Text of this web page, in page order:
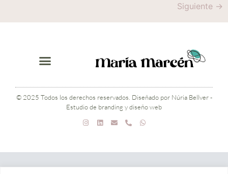
Siguiente →
© 2025 Todos los derechos reservados. Diseñado por Núria Bellver -
Estudio de branding y diseño web